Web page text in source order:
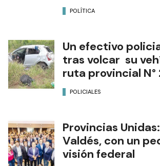
POLÍTICA
Un efectivo
tras volcar su
ruta provincial N°
POLICIALES
Provincias
Valdés, con un
visión federal